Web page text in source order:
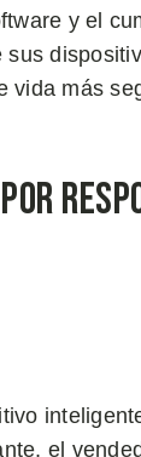
y el
vida más
el